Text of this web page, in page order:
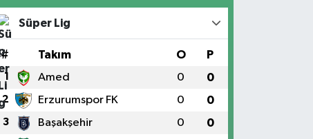
Süper Lig
# Takım O P
1 Amed 0 0
2 Erzurumspor FK 0 0
3 Başakşehir 0 0